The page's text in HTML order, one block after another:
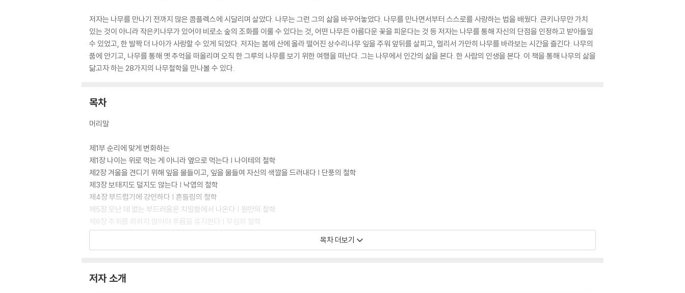
저자는 나무를 만나기 전까지 많은 콤플렉스에 시달리며 살았다. 나무는 그런 그의 삶을 바꾸어놓았다. 나무를 만나면서부터 스스로를 사랑하는 법을 배웠다. 큰키나무만 가치
있는 것이 아니라 작은키나무가 있어야 비로소 숲의 조화를 이룰 수 있다는 것, 어떤 나무든 아름다운 꽃을 피운다는 것 등 저자는 나무를 통해 자신의 단점을 인정하고 받아들일
수 있었고, 한 발짝 더 나아가 사랑할 수 있게 되었다. 저자는 봄에 산에 올라 떨어진 상수리나무 잎을 주워 앞뒤를 살피고, 멀리서 가만히 나무를 바라보는 시간을 즐긴다. 나무의
품에 안기고, 나무를 통해 옛 추억을 떠올리며 오직 한 그루의 나무를 보기 위한 여행을 떠난다. 그는 나무에서 인간의 삶을 본다. 한 사람의 인생을 본다. 이 책을 통해 나무의 삶을
닮고자 하는 28가지의 나무철학을 만나볼 수 있다.
목차
머리말
제1부 순리에 맞게 변화하는
제1장 나이는 위로 먹는 게 아니라 옆으로 먹는다 | 나이테의 철학
제2장 겨울을 견디기 위해 잎을 물들이고, 잎을 물들여 자신의 색깔을 드러내다 | 단풍의 철학
제3장 보태지도 덜지도 않는다 | 낙엽의 철학
제4장 부드럽기에 강인하다 | 흔들림의 철학
제5장 모난 데 없는 부드러움은 치밀함에서 나온다 | 원만의 철학
제6장 추위를 피하지 않아야 푸름을 유지한다 | 무심의 철학
제7장 ‘자귀’라 쓰고, ‘자신은 가장 귀한 존재’라 읽는다 | 사랑의 철학
목차 더보기
저자 소개